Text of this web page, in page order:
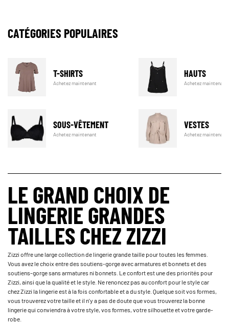
CATÉGORIES POPULAIRES
T-SHIRTS
Achetez maintenant
HAUTS
Achetez maintenant
SOUS-VÊTEMENT
Achetez maintenant
VESTES
Achetez maintenant
LE GRAND CHOIX DE
LINGERIE GRANDES
TAILLES CHEZ ZIZZI
Zizzi offre une large collection de lingerie grande taille pour toutes les femmes.
Vous avez le choix entre des soutiens-gorge avec armatures et bonnets et des
soutiens-gorge sans armatures ni bonnets. Le confort est une des priorités pour
Zizzi, ainsi que la qualité et le style. Ne renoncez pas au confort pour le style car
chez Zizzi la lingerie est à la fois confortable et a du style. Quelque soit vos formes,
vous trouverez votre taille et il n'y a pas de doute que vous trouverez la bonne
lingerie qui conviendra à votre style, vos formes, votre silhouette et votre garde-
robe.